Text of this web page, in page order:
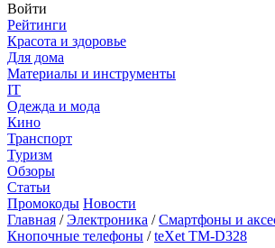
Войти
Рейтинги
Красота и здоровье
Для дома
Материалы и инструменты
IT
Одежда и мода
Кино
Транспорт
Туризм
Обзоры
Статьи
Промокоды Новости
Главная /Электроника /Смартфоны и
Кнопочные телефоны /teXet TM-D328